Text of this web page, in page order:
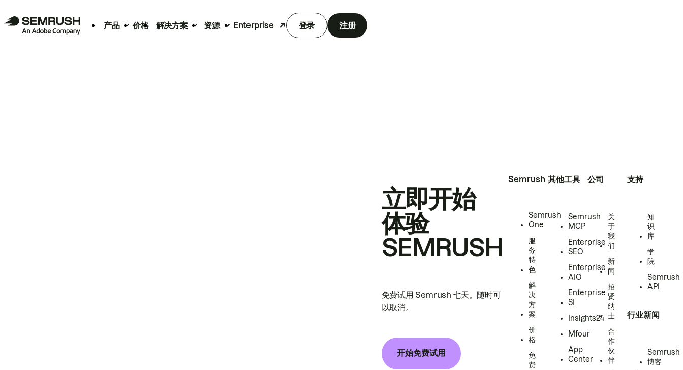
产品 价格 解决方案 资源 Enterprise 登录 注册
立即开始
体验
SEMRUSH
免费试用 Semrush 七天。随时可
以取消。
开始免费试用
Semrush
Semrush
One
服
务
特
色
解
决
方
案
价
格
免
费
其他工具
Semrush
MCP
Enterprise
SEO
Enterprise
AIO
Enterprise
SI
Insights24
Mfour
App
Center
公司
关
于
我
们
新
闻
招
贤
纳
士
合
作
伙
伴
支持
知
识
库
学
院
Semrush
API
行业新闻
Semrush
博客